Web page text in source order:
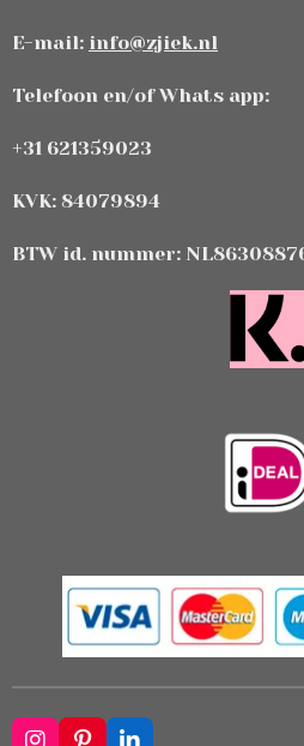
E-mail: info@zjiek.nl
Telefoon en/of Whats app:
+31 621359023
KVK: 84079894
BTW id. nummer: